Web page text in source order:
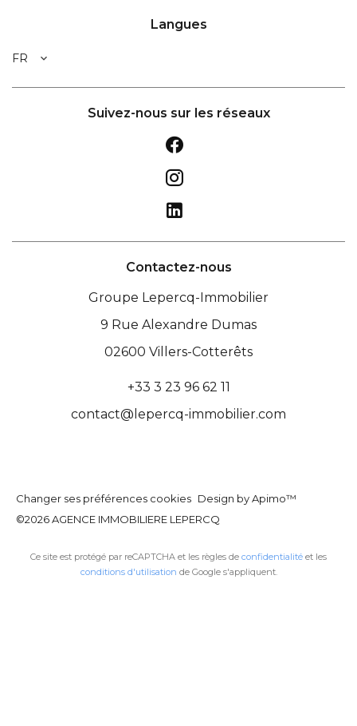
Langues
FR
Suivez-nous sur les réseaux
Contactez-nous
Groupe Lepercq-Immobilier
9 Rue Alexandre Dumas
02600 Villers-Cotterêts
+33 3 23 96 62 11
contact@lepercq-immobilier.com
Changer ses préférences cookies Design byApimo™
©2026 AGENCE IMMOBILIERE LEPERCQ
Ce site est protégé par reCAPTCHA et les règles de confidentialité et les
conditions d'utilisation de Google s'appliquent.